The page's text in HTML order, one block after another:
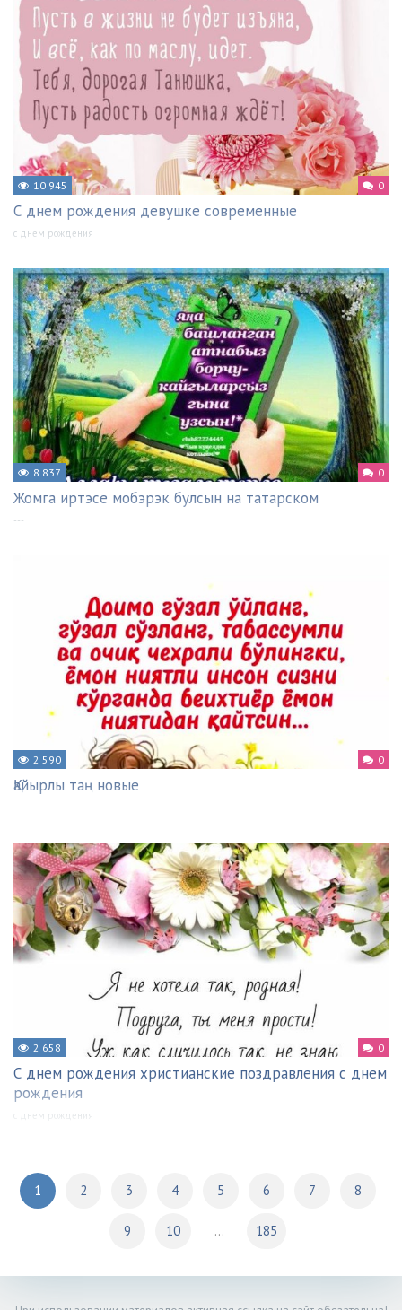
10 945 0
С днем рождения девушке современные
с днем рождения
8 837 0
Жомга иртэсе мобэрэк булсын на татарском
---
2 590 0
Қайырлы таң новые
---
2 658 0
С днем рождения христианские поздравления с днем
рождения
с днем рождения
1 2 3 4 5 6 7 8
9 10 ... 185